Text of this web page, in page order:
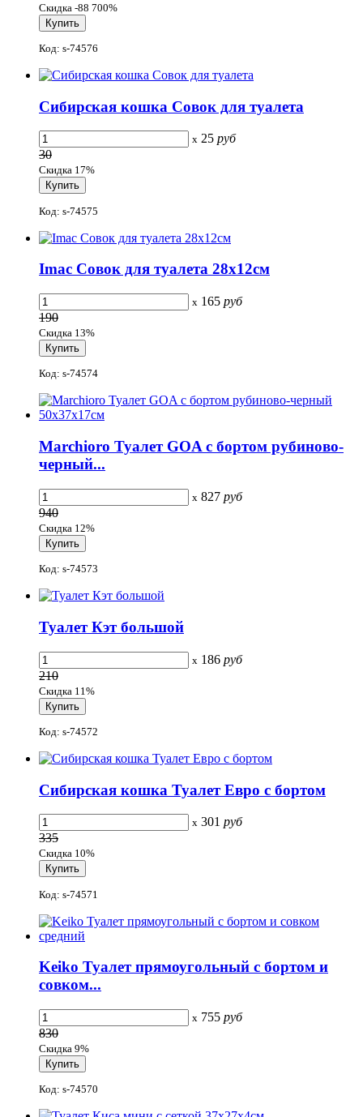
Скидка -88 700%
Код: s-74576
Сибирская кошка Совок для туалета
x 25 руб
30
Скидка 17%
Код: s-74575
Imac Совок для туалета 28x12см
x 165 руб
190
Скидка 13%
Код: s-74574
Marchioro Туалет GOA с бортом рубиново-
черный...
x 827 руб
940
Скидка 12%
Код: s-74573
Туалет Кэт большой
x 186 руб
210
Скидка 11%
Код: s-74572
Сибирская кошка Туалет Евро с бортом
x 301 руб
335
Скидка 10%
Код: s-74571
Keiko Туалет прямоугольный с бортом и
совком...
x 755 руб
830
Скидка 9%
Код: s-74570